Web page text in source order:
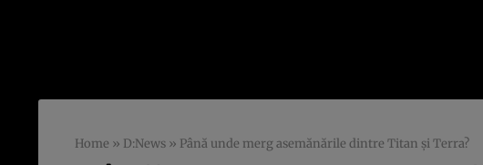
Home » D:News » Până unde merg asemănările dintre Titan şi Terra?